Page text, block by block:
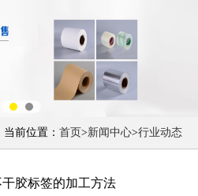
当前位置： 首页>新闻中心>行业动态
胶标签的加工方法